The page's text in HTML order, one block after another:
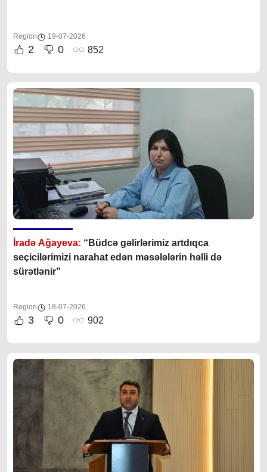
Region 19-07-2026
2 0 852
İradə Ağayeva: “Büdcə gəlirlərimiz artdıqca
seçicilərimizi narahat edən məsələlərin həlli də
sürətlənir”
Region 18-07-2026
3 0 902